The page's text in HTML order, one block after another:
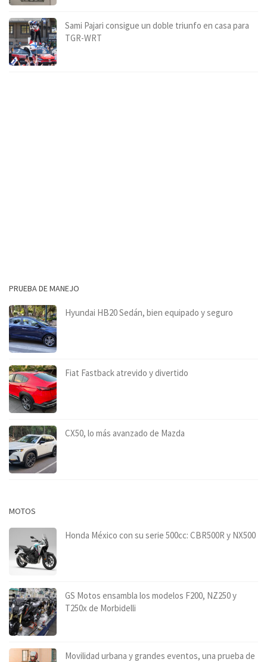
Sami Pajari consigue un doble triunfo en casa para
TGR-WRT
PRUEBA DE MANEJO
Hyundai HB20 Sedán, bien equipado y seguro
Fiat Fastback atrevido y divertido
CX50, lo más avanzado de Mazda
MOTOS
Honda México con su serie 500cc: CBR500R y NX500
GS Motos ensambla los modelos F200, NZ250 y
T250x de Morbidelli
Movilidad urbana y grandes eventos, una prueba de